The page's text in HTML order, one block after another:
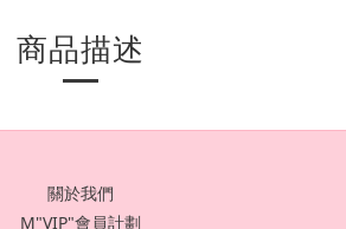
商品描述
關於我們
M"VIP"會員計劃